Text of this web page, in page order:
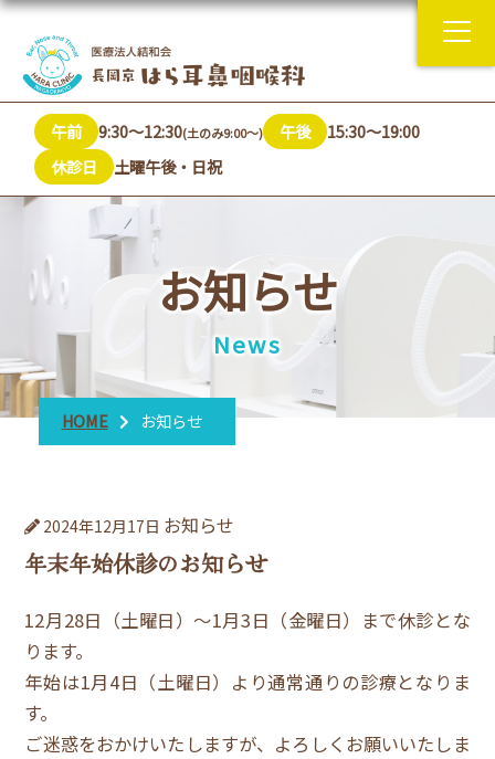
午前 9:30～12:30(土のみ9:00～) 午後
15:30～19:00
休診日
土曜午後・日祝
お知らせ
News
HOME お知らせ
2024年12月17日 お知らせ
年末年始休診のお知らせ
12月28日（土曜日）～1月3日（金曜日）まで休診とな
ります。
年始は1月4日（土曜日）より通常通りの診療となりま
す。
ご迷惑をおかけいたしますが、よろしくお願いいたしま